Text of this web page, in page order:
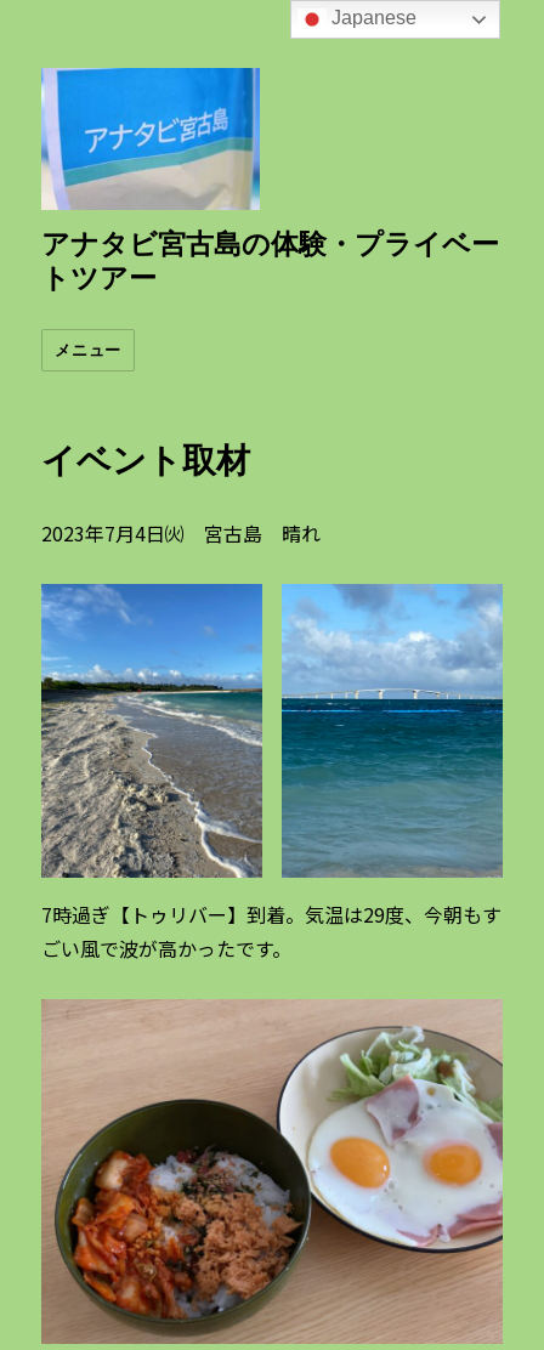
アナタビ宮古島の体験・プライベー
トツアー
メニュー
イベント取材
2023年7月4日㈫ 宮古島 晴れ
7時過ぎ【トゥリバー】到着。気温は29度、今朝もす
ごい風で波が高かったです。
Japanese